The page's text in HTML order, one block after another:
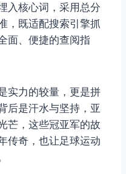
入核心词，采用总分
，既适配搜索引擎抓
面、便捷的查阅指
实力的较量，更是拼
后是汗水与坚持，亚
芒，这些冠亚军的故
传奇，也让足球运动